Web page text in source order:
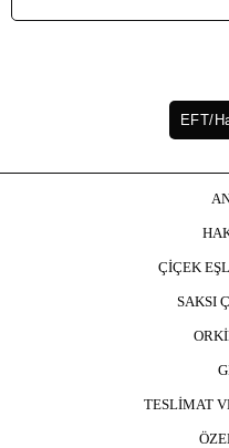
ÇİÇEK
SAKSI
TESLİMAT